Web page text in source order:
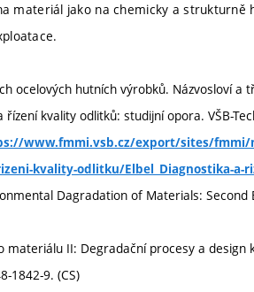
materiál jako na chemicky a
ocelových hutních výrobků. Názvosloví a
řízení kvality odlitků: studijní opora. VŠB-
www.fmmi.vsb.cz/export/sites/
kvality-odlitku/Elbel_Diagnostika-
Dagradation of Materials:
materiálu II: Degradační procesy a
1842-9. (CS)